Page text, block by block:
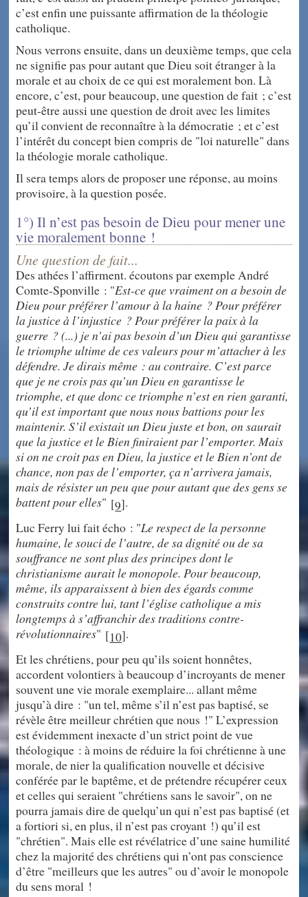
c’est enfin une puissante affirmation de la théologie
catholique.
Nous verrons ensuite, dans un deuxième temps, que cela
ne signifie pas pour autant que Dieu soit étranger à la
morale et au choix de ce qui est moralement bon. Là
encore, c’est, pour beaucoup, une question de fait ; c’est
peut-être aussi une question de droit avec les limites
qu’il convient de reconnaître à la démocratie ; et c’est
l’intérêt du concept bien compris de "loi naturelle" dans
la théologie morale catholique.
Il sera temps alors de proposer une réponse, au moins
provisoire, à la question posée.
1°) Il n’est pas besoin de Dieu pour mener une
vie moralement bonne !
Une question de fait...
Des athées l’affirment. écoutons par exemple André
Comte-Sponville : "Est-ce que vraiment on a besoin de
Dieu pour préférer l’amour à la haine ? Pour préférer
la justice à l’injustice ? Pour préférer la paix à la
guerre ? (...) je n’ai pas besoin d’un Dieu qui garantisse
le triomphe ultime de ces valeurs pour m’attacher à les
défendre. Je dirais même : au contraire. C’est parce
que je ne crois pas qu’un Dieu en garantisse le
triomphe, et que donc ce triomphe n’est en rien garanti,
qu’il est important que nous nous battions pour les
maintenir. S’il existait un Dieu juste et bon, on saurait
que la justice et le Bien finiraient par l’emporter. Mais
si on ne croit pas en Dieu, la justice et le Bien n’ont de
chance, non pas de l’emporter, ça n’arrivera jamais,
mais de résister un peu que pour autant que des gens se
battent pour elles" [9].
Luc Ferry lui fait écho : "Le respect de la personne
humaine, le souci de l’autre, de sa dignité ou de sa
souffrance ne sont plus des principes dont le
christianisme aurait le monopole. Pour beaucoup,
même, ils apparaissent à bien des égards comme
construits contre lui, tant l’église catholique a mis
longtemps à s’affranchir des traditions contre-
révolutionnaires" [10].
Et les chrétiens, pour peu qu’ils soient honnêtes,
accordent volontiers à beaucoup d’incroyants de mener
souvent une vie morale exemplaire... allant même
jusqu’à dire : "un tel, même s’il n’est pas baptisé, se
révèle être meilleur chrétien que nous !" L’expression
est évidemment inexacte d’un strict point de vue
théologique : à moins de réduire la foi chrétienne à une
morale, de nier la qualification nouvelle et décisive
conférée par le baptême, et de prétendre récupérer ceux
et celles qui seraient "chrétiens sans le savoir", on ne
pourra jamais dire de quelqu’un qui n’est pas baptisé (et
a fortiori si, en plus, il n’est pas croyant !) qu’il est
"chrétien". Mais elle est révélatrice d’une saine humilité
chez la majorité des chrétiens qui n’ont pas conscience
d’être "meilleurs que les autres" ou d’avoir le monopole
du sens moral !